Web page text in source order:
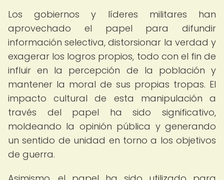
Los gobiernos y líderes militares han
aprovechado el papel para difundir
información selectiva, distorsionar la verdad y
exagerar los logros propios, todo con el fin de
influir en la percepción de la población y
mantener la moral de sus propias tropas. El
impacto cultural de esta manipulación a
través del papel ha sido significativo,
moldeando la opinión pública y generando
un sentido de unidad en torno a los objetivos
de guerra.